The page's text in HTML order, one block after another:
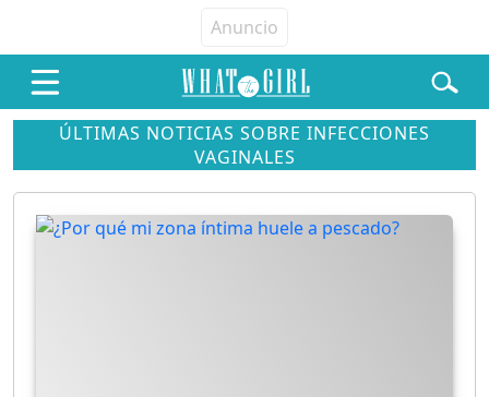
ÚLTIMAS NOTICIAS SOBRE INFECCIONES
VAGINALES